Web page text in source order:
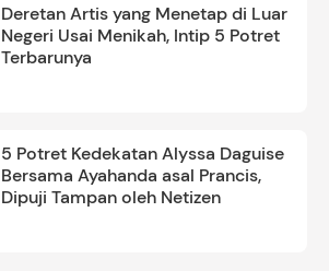
Deretan Artis yang Menetap di Luar
Negeri Usai Menikah, Intip 5 Potret
Terbarunya
5 Potret Kedekatan Alyssa Daguise
Bersama Ayahanda asal Prancis,
Dipuji Tampan oleh Netizen